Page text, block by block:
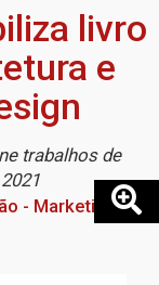
livro
e
trabalhos de
- Marketing